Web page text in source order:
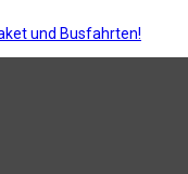
und Busfahrten!